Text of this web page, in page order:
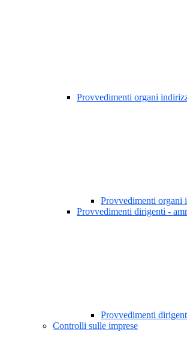
Provvedimenti organi
Provvedimenti organi
Provvedimenti dirigenti -
Provvedimenti
Controlli sulle imprese